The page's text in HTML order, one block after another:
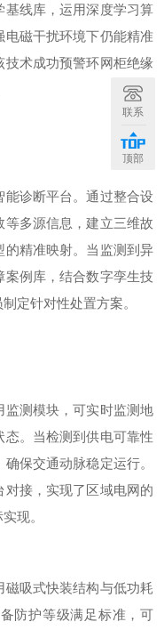
线库，运用深度学习算
磁干扰环境下仍能精准
技术成功预警环网柜绝缘
诊断平台。通过整合设
多源信息，建立三维故
的精准映射。当监测到异
例库，结合数字孪生技
定针对性处置方案。
测模块，可实时监测地
。当检测到供电可靠性
保交通动脉稳定运行。
接，实现了区域电网的
现。
吸式快装结构与低功耗
防护等级满足标准，可
联系
顶部